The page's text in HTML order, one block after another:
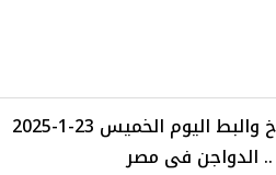
أسعار الفراخ والبط اليوم الخميس 23-1-2025
الدواجن فى مصر